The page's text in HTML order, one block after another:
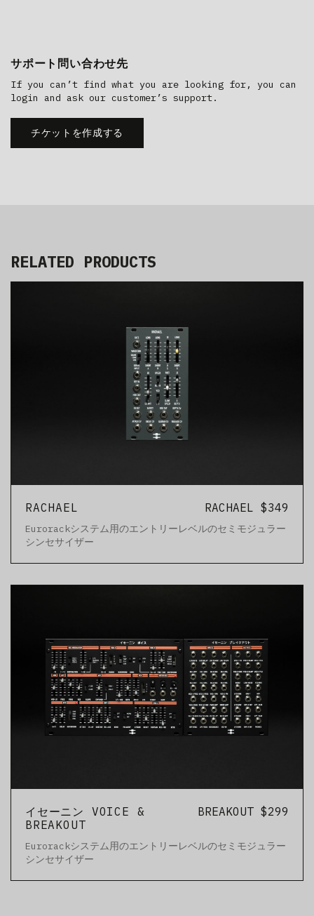
サポート問い合わせ先
If you can’t find what you are looking for, you can
login and ask our customer’s support.
チケットを作成する
RELATED PRODUCTS
RACHAEL RACHAEL $349
Eurorackシステム用のエントリーレベルのセミモジュラー
シンセサイザー
イセーニン VOICE &
BREAKOUT
BREAKOUT $299
Eurorackシステム用のエントリーレベルのセミモジュラー
シンセサイザー